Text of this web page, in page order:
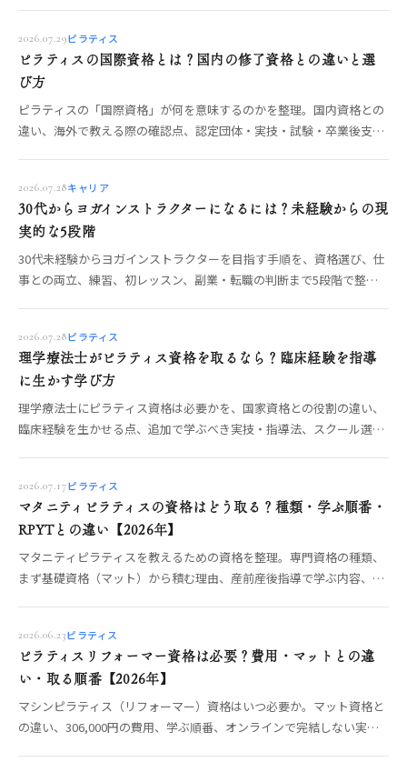
2026.07.29ピラティス
ピラティスの国際資格とは？国内の修了資格との違いと選
び方
ピラティスの「国際資格」が何を意味するのかを整理。国内資格との
違い、海外で教える際の確認点、認定団体・実技・試験・卒業後支援
2026.07.28キャリア
30代からヨガインストラクターになるには？未経験からの現
実的な5段階
30代未経験からヨガインストラクターを目指す手順を、資格選び、仕
事との両立、練習、初レッスン、副業・転職の判断まで5段階で整理
2026.07.28ピラティス
理学療法士がピラティス資格を取るなら？臨床経験を指導
に生かす学び方
理学療法士にピラティス資格は必要かを、国家資格との役割の違い、
臨床経験を生かせる点、追加で学ぶべき実技・指導法、スクール選び
2026.07.17ピラティス
マタニティピラティスの資格はどう取る？種類・学ぶ順番・
RPYTとの違い【2026年】
マタニティピラティスを教えるための資格を整理。専門資格の種類、
まず基礎資格（マット）から積む理由、産前産後指導で学ぶ内容、ヨ
2026.06.23ピラティス
ピラティスリフォーマー資格は必要？費用・マットとの違
い・取る順番【2026年】
マシンピラティス（リフォーマー）資格はいつ必要か。マット資格と
の違い、306,000円の費用、学ぶ順番、オンラインで完結しない実